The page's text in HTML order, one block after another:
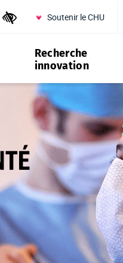
Outils d'accessibilité
Soutenir le CHU
Recherche
innovation